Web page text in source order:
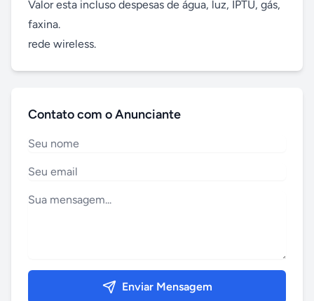
Valor esta incluso despesas de água, luz, IPTU, gás,
faxina.
rede wireless.
Contato com o Anunciante
Enviar Mensagem